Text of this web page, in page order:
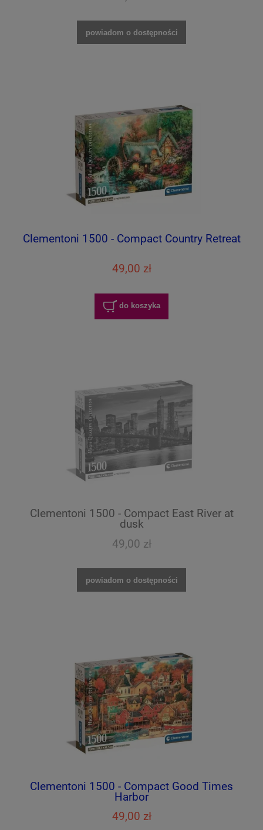
powiadom o dostępności
Clementoni 1500 - Compact Country Retreat
49,00 zł
do koszyka
Clementoni 1500 - Compact East River at
dusk
49,00 zł
powiadom o dostępności
Clementoni 1500 - Compact Good Times
Harbor
49,00 zł